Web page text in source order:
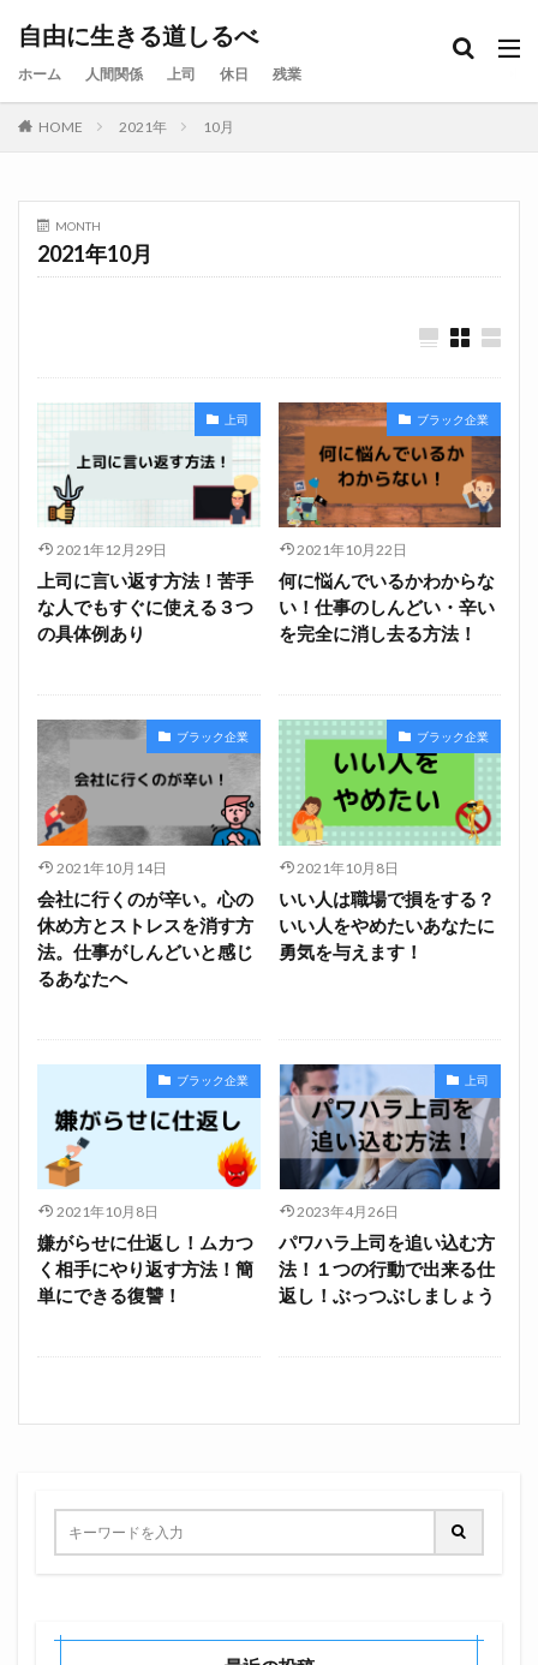
自由に生きる道しるべ
ホーム 人間関係 上司 休日 残業
HOME 2021年 10月
MONTH
2021年10月
上司
2021年12月29日
上司に言い返す方法！苦手
な人でもすぐに使える３つ
の具体例あり
ブラック企業
2021年10月22日
何に悩んでいるかわからな
い！仕事のしんどい・辛い
を完全に消し去る方法！
ブラック企業
2021年10月14日
会社に行くのが辛い。心の
休め方とストレスを消す方
法。仕事がしんどいと感じ
るあなたへ
ブラック企業
2021年10月8日
いい人は職場で損をする？
いい人をやめたいあなたに
勇気を与えます！
ブラック企業
2021年10月8日
嫌がらせに仕返し！ムカつ
く相手にやり返す方法！簡
単にできる復讐！
上司
2023年4月26日
パワハラ上司を追い込む方
法！１つの行動で出来る仕
返し！ぶっつぶしましょう